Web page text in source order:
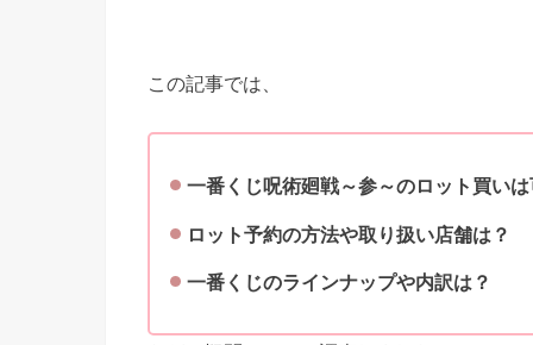
この記事では、
一番くじ呪術廻戦～参～のロット買い
ロット予約の方法や取り扱い店舗は？
一番くじのラインナップや内訳は？